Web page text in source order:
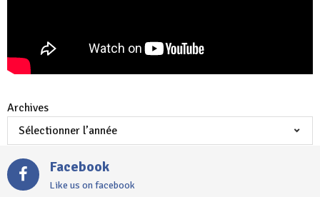
Archives
Facebook
Like us on facebook